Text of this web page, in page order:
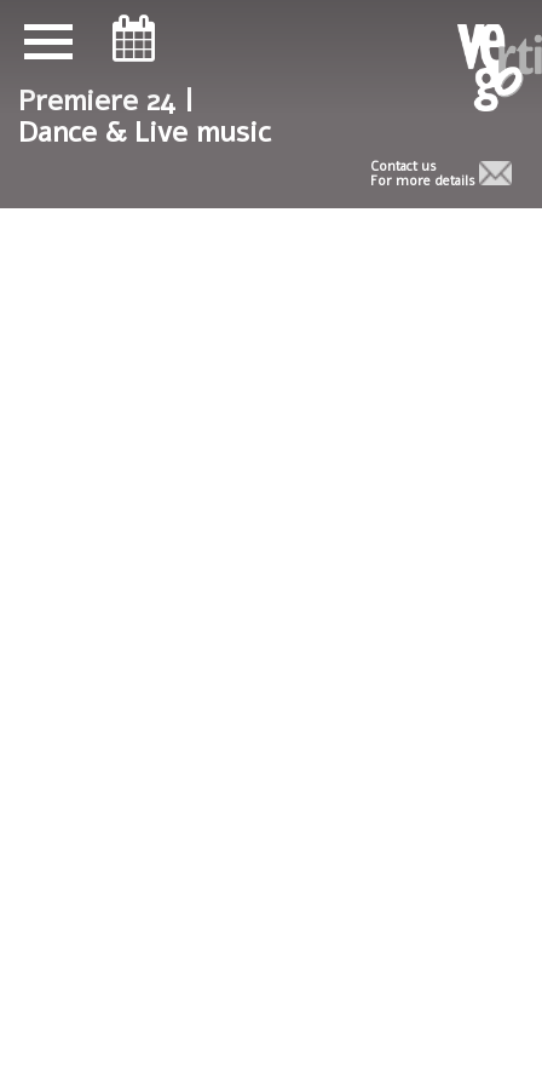
Premiere 24 |
Dance & Live music
Contact us
For more details
ניווט במקלדת